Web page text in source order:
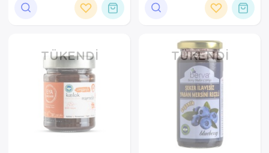
TÜKENDI TÜKENDI